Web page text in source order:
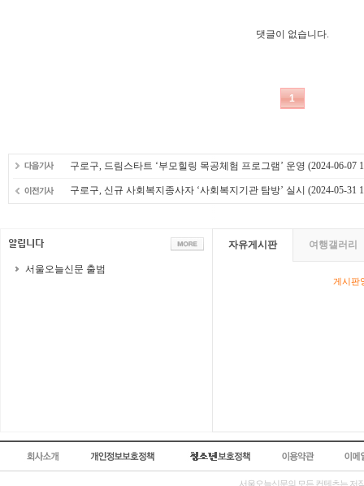
구로구, 드림스타트 ‘부모힐링 목공체험 프로그램’ 운영 (2024-06-07
구로구, 신규 사회복지종사자 ‘사회복지기관 탐방’ 실시 (2024-05-31
서울오늘신문 출범
자유게시판 여행갤러리
게시판
서울오늘신문의 모든 컨텐츠는 저